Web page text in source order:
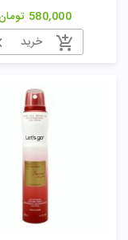
580,000
خرید